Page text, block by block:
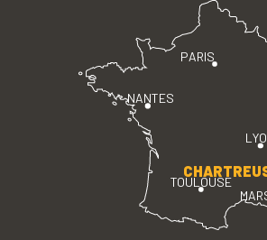
PARIS
TOULOUSE
NANTES